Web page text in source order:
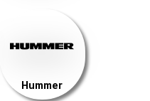
Hummer